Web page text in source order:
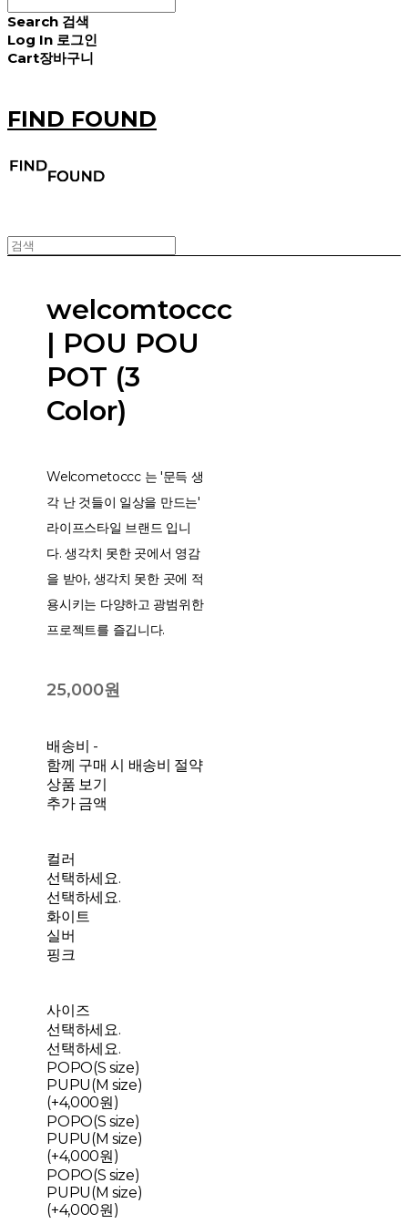
Search 검색
Log In 로그인
Cart장바구니
FIND FOUND
welcomtoccc
| POU POU
POT (3
Color)
Welcometoccc 는 '문득 생
각 난 것들이 일상을 만드는'
라이프스타일 브랜드 입니
다. 생각치 못한 곳에서 영감
을 받아, 생각치 못한 곳에 적
용시키는 다양하고 광범위한
프로젝트를 즐깁니다.
25,000원
배송비 -
함께 구매 시 배송비 절약
상품 보기
추가 금액
컬러
선택하세요.
선택하세요.
화이트
실버
핑크
사이즈
선택하세요.
선택하세요.
POPO(S size)
PUPU(M size)
(+4,000원)
POPO(S size)
PUPU(M size)
(+4,000원)
POPO(S size)
PUPU(M size)
(+4,000원)